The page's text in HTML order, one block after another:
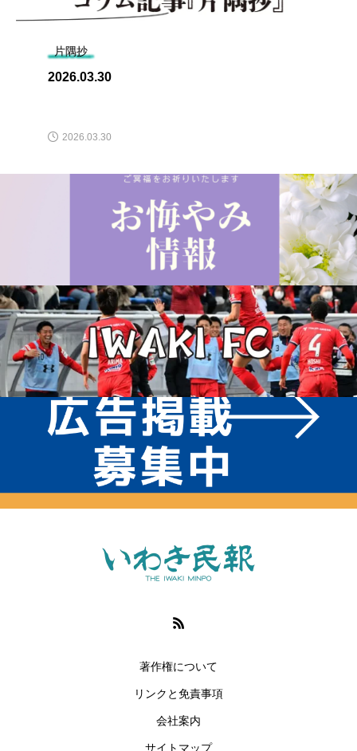
片隅抄
2026.03.30
2026.03.30
著作権について
リンクと免責事項
会社案内
サイトマップ